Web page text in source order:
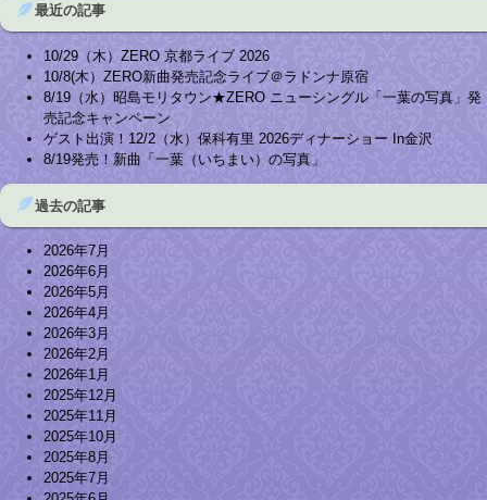
最近の記事
10/29（木）ZERO 京都ライブ 2026
10/8(木）ZERO新曲発売記念ライブ＠ラドンナ原宿
8/19（水）昭島モリタウン★ZERO ニューシングル「一葉の写真」発
売記念キャンペーン
ゲスト出演！12/2（水）保科有里 2026ディナーショー In金沢
8/19発売！新曲「一葉（いちまい）の写真」
過去の記事
2026年7月
2026年6月
2026年5月
2026年4月
2026年3月
2026年2月
2026年1月
2025年12月
2025年11月
2025年10月
2025年8月
2025年7月